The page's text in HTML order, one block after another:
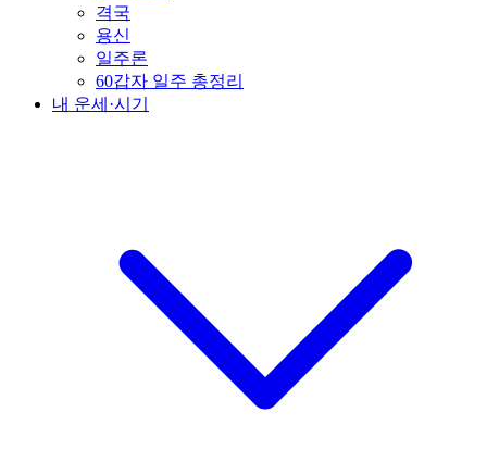
격국
용신
일주론
60갑자 일주 총정리
내 운세·시기